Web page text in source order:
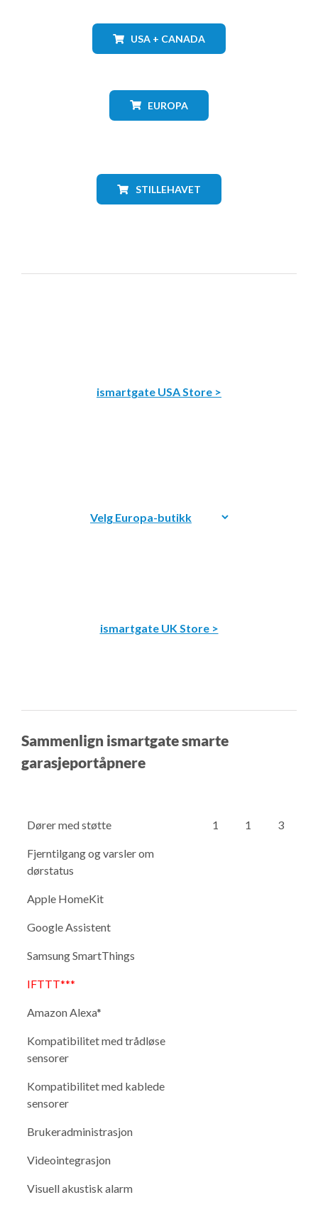
USA + CANADA
EUROPA
STILLEHAVET
ismartgate USA Store >
ismartgate UK Store >
Sammenlign ismartgate smarte
garasjeportåpnere
Dører med støtte 1 1 3
Fjerntilgang og varsler om
dørstatus
Apple HomeKit
Google Assistent
Samsung SmartThings
IFTTT***
Amazon Alexa*
Kompatibilitet med trådløse
sensorer
Kompatibilitet med kablede
sensorer
Brukeradministrasjon
Videointegrasjon
Visuell akustisk alarm